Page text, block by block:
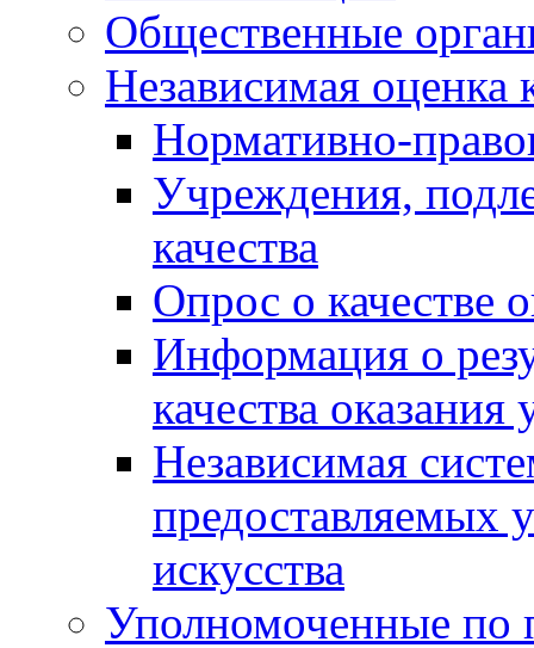
Общественные
Независимая оценка
Нормативно-
Учреждения,
качества
Опрос о качестве
Информация о
качества оказания
Независимая
предоставляемых
искусства
Уполномоченные по